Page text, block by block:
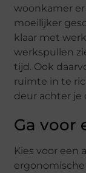
woonkamer
moeilijker
klaar met
werkspullen
tijd. Ook
ruimte in te
deur achter je
Ga voor
Kies voor een